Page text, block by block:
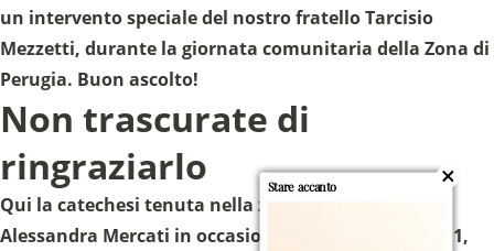
un intervento speciale del nostro fratello Tarcisio
Mezzetti, durante la giornata comunitaria della Zona di
Perugia. Buon ascolto!
Non trascurate di
ringraziarlo
Qui la catechesi tenuta nella zona di Perugia da
Alessandra Mercati in occasione dell’8 dicembre 2011,
Sostieni la Comunità Magnificat
Stare accanto